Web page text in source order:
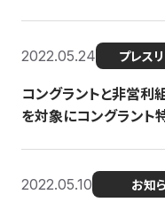
2022.05.24 プレス
コングラントと非営利
を対象にコングラント
2022.05.10 お知